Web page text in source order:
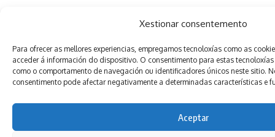
Xestionar consentemento
Para ofrecer as mellores experiencias, empregamos tecnoloxías como as
acceder á información do dispositivo. O consentimento para estas
como o comportamento de navegación ou identificadores únicos neste sitio.
consentimento pode afectar negativamente a determinadas características e
Aceptar